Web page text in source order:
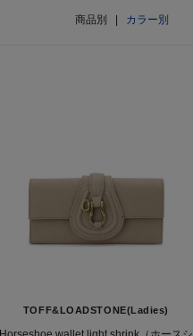
商品別 カラー別
TOFF&LOADSTONE(Ladies)